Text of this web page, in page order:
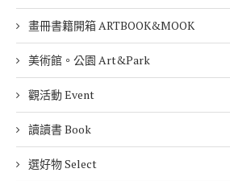
畫冊書籍開箱 ARTBOOK&MOOK
美術館。公園 Art&Park
觀活動 Event
讀讀書 Book
選好物 Select